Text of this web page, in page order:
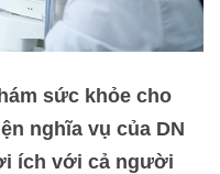
sức khỏe cho
nghĩa vụ của DN
ích với cả người